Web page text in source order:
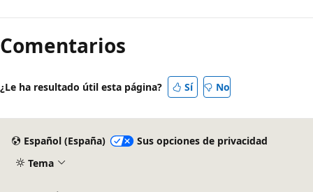
Modo
de
lectura
Comentarios
¿Le ha resultado útil esta página? Sí No
Español (España)
Sus opciones de privacidad
Tema